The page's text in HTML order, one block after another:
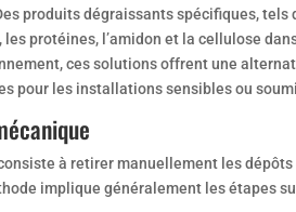
produits dégraissants spécifiques, tels
, les protéines, l’amidon et la cellulose
ces solutions offrent une
pour les installations sensibles ou
à retirer manuellement les
implique généralement les étapes